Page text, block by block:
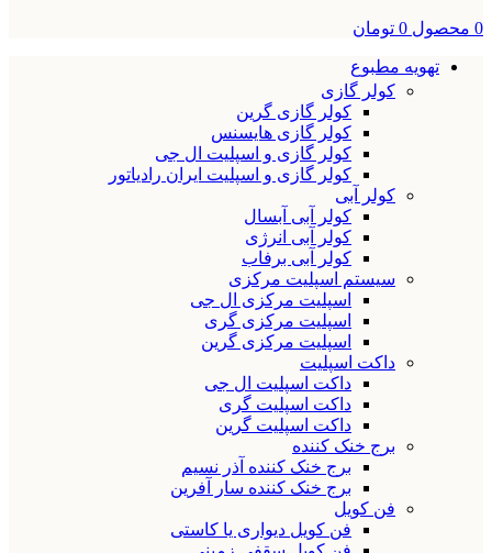
0 محصول 0 تومان
تهویه مطبوع
کولر گازی
کولر گازی گرین
کولر گازی هایسنس
کولر گازی و اسپلیت ال جی
کولر گازی و اسپلیت ایران رادیاتور
کولر آبی
کولر آبی آبسال
کولر آبی انرژی
کولر آبی برفاب
سیستم اسپلیت مرکزی
اسپلیت مرکزی ال جی
اسپلیت مرکزی گری
اسپلیت مرکزی گرین
داکت اسپلیت
داکت اسپلیت ال جی
داکت اسپلیت گری
داکت اسپلیت گرین
برج خنک کننده
برج خنک کننده آذر نسیم
برج خنک کننده سار آفرین
فن کویل
فن کویل دیواری یا کاستی